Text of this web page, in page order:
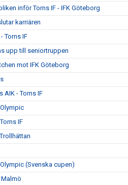
inför Torns IF - IFK Göteborg
karriären
Torns IF
upp till seniortruppen
mot IFK Göteborg
AIK - Torns IF
IF
(Svenska cupen)
Malmö